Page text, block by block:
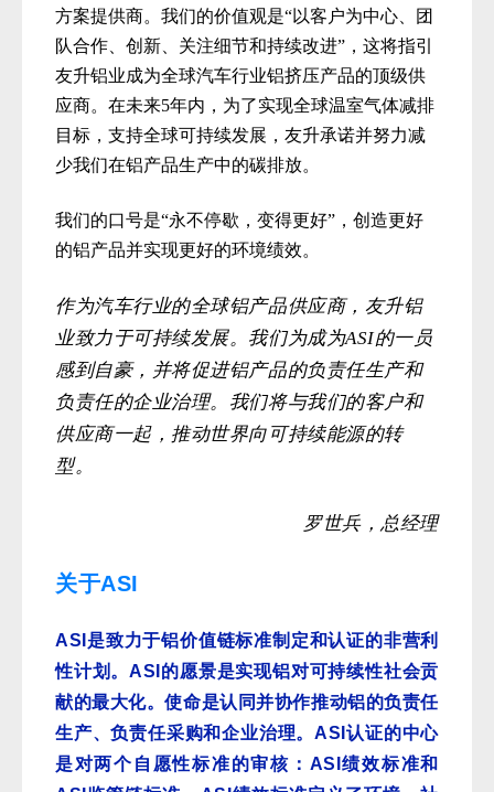
方案提供商。我们的价值观是“以客户为中心、团
队合作、创新、关注细节和持续改进”，这将指引
友升铝业成为全球汽车行业铝挤压产品的顶级供
应商。在未来5年内，为了实现全球温室气体减排
目标，支持全球可持续发展，友升承诺并努力减
少我们在铝产品生产中的碳排放。
我们的口号是“永不停歇，变得更好”，创造更好
的铝产品并实现更好的环境绩效。
作为汽车行业的全球铝产品供应商，友升铝
业致力于可持续发展。我们为成为ASI的一员
感到自豪，并将促进铝产品的负责任生产和
负责任的企业治理。我们将与我们的客户和
供应商一起，推动世界向可持续能源的转
型。
罗世兵，总经理
关于ASI
ASI 是致力于铝价值链标准制定和认证的非营利
性计划。ASI 的愿景是实现铝对可持续性社会贡
献的最大化。使命是认同并协作推动铝的负责任
生产、负责任采购和企业治理。ASI 认证的中心
是对两个自愿性标准的审核： ASI 绩效标准和